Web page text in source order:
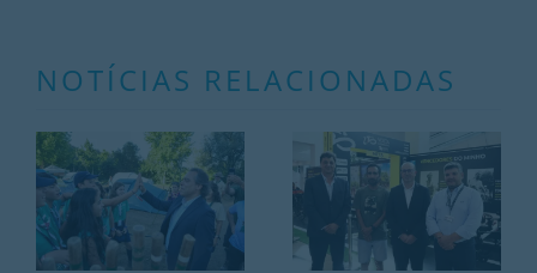
NOTÍCIAS RELACIONADAS